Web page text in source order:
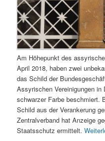
Am Höhepunkt des
April 2018, haben zwei
das Schild der
Assyrischen Vereinigungen
schwarzer Farbe beschmiert.
Schild aus der Verankerung
Zentralverband hat Anzeige
Staatsschutz ermittelt.